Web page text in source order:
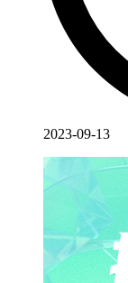
2023-09-13